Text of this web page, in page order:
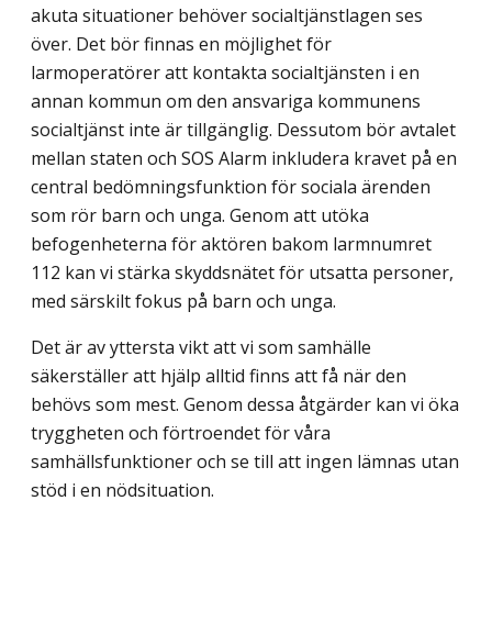
akuta situationer behöver social­tjänstlagen ses
över. Det bör finnas en möjlighet för
larmoperatörer att kontakta social­tjänsten i en
annan kommun om den ansvariga kommunens
socialtjänst inte är till­gänglig. Dessutom bör avtalet
mellan staten och SOS Alarm inkludera kravet på en
central bedömningsfunktion för sociala ärenden
som rör barn och unga. Genom att utöka
befogenheterna för aktören bakom larmnumret
112 kan vi stärka skyddsnätet för utsatta personer,
med särskilt fokus på barn och unga.
Det är av yttersta vikt att vi som samhälle
säkerställer att hjälp alltid finns att få när den
behövs som mest. Genom dessa åtgärder kan vi öka
tryggheten och förtroendet för våra
samhällsfunktioner och se till att ingen lämnas utan
stöd i en nödsituation.